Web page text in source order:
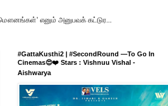
மௌனங்கள்’ எனும் அனுபவக் கட்டுர...
#GattaKusthi2 | #SecondRound —To Go In
Cinemas😍❤️ Stars : Vishnuu Vishal -
Aishwarya